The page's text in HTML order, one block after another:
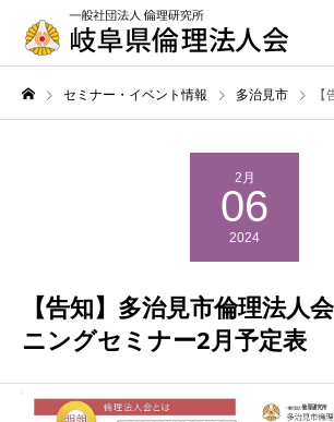
セミナー・イベント情報 多治見市 【告
2月
06
2024
【告知】多治見市倫理法人
ニングセミナー2月予定表